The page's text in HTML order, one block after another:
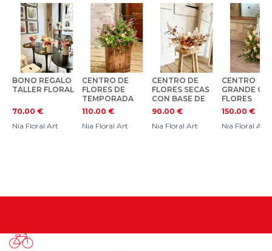
BONO REGALO
TALLER FLORAL
70.00 €
Nia Floral Art
CENTRO DE
FLORES DE
TEMPORADA
PARA TODOS
LOS SANTOS
110.00 €
Nia Floral Art
CENTRO DE
FLORES SECAS
CON BASE DE
CERÁMICA
90.00 €
Nia Floral Art
CENTRO
GRANDE
FLORES
TROPICALES
150.00 €
Nia Floral Art